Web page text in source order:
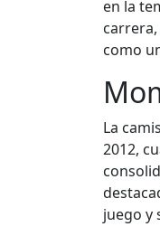
en la
como
La
2012,
juego y